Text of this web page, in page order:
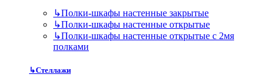
↳Полки-шкафы настенные закрытые
↳Полки-шкафы настенные открытые
↳Полки-шкафы настенные открытые с 2мя
полками
↳Стеллажи